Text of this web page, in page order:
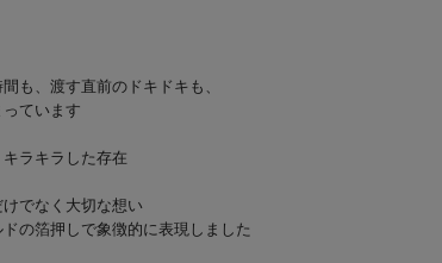
も、渡す直前のドキドキも、
ています
ラキラした存在
でなく大切な想い
の箔押しで象徴的に表現しました